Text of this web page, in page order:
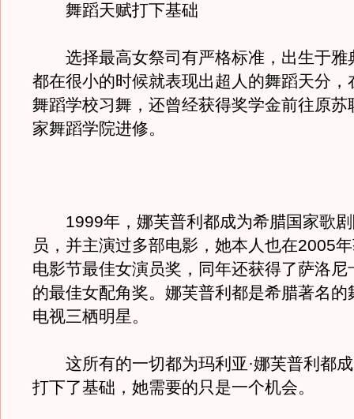
舞蹈天赋打下基础
选择最高女祭司有严格标准，出生于雅
都在很小的时候就表现出超人的舞蹈天分，
舞蹈学校习舞，还曾经获得奖学金前往原苏
家舞蹈学院进修。
1999年，娜芙普利都成为希腊国家歌剧
员，并主演过多部电影，她本人也在2005
电影节最佳女演员奖，同年还获得了萨洛尼
的最佳女配角奖。娜芙普利都是希腊著名的
电视三栖明星。
这所有的一切都为玛利亚·娜芙普利都成
打下了基础，她需要的只是一个机会。